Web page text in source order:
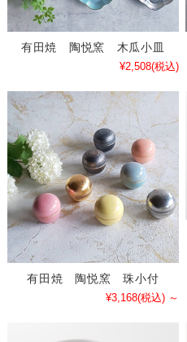
有田焼 陶悦窯 木瓜小皿
¥2,508(税込)
有田焼 陶悦窯 珠小付
¥3,168(税込) ～